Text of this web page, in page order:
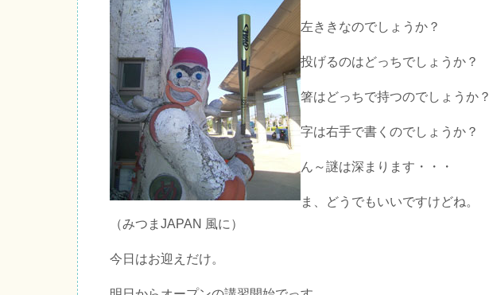
左ききなのでしょうか？
投げるのはどっちでしょうか？
箸はどっちで持つのでしょうか？
字は右手で書くのでしょうか？
ん～謎は深まります・・・
ま、どうでもいいですけどね。
（みつまJAPAN 風に）
今日はお迎えだけ。